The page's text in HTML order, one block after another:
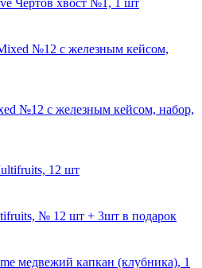
№12 с железным кейсом, набор,
№ 12 шт + 3шт в подарок